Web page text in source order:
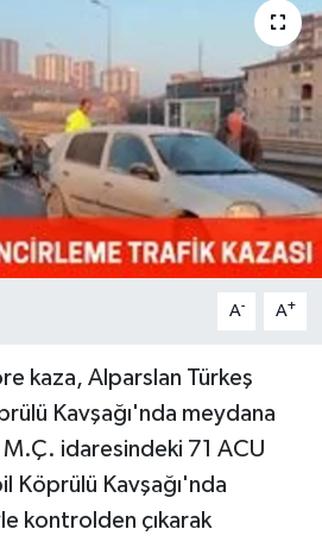
A- A+
kaza, Alparslan Türkeş
Kavşağı'nda meydana
idaresindeki 71 ACU
Köprülü Kavşağı'nda
kontrolden çıkarak